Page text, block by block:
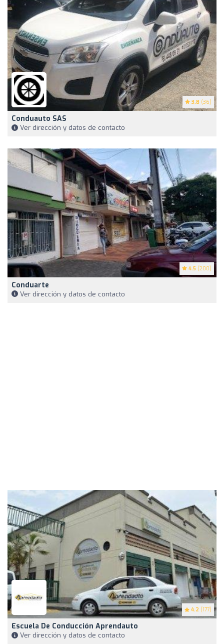
3.8 (36)
Conduauto SAS
Ver dirección y datos de contacto
4.5 (200)
Conduarte
Ver dirección y datos de contacto
4.2 (177)
Escuela De Conducción Aprendauto
Ver dirección y datos de contacto